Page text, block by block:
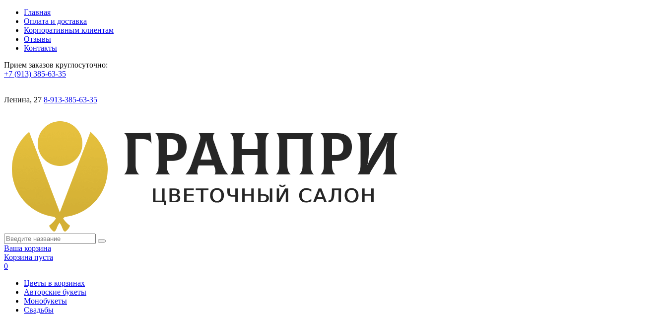
Главная
Оплата и доставка
Корпоративным клиентам
Отзывы
Контакты
Прием заказов круглосуточно:
+7 (913) 385-63-35
Ленина, 27 8-913-385-63-35
Ваша корзина
Корзина пуста
0
Цветы в корзинах
Авторские букеты
Монобукеты
Свадьбы